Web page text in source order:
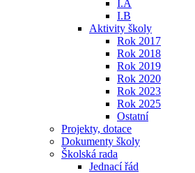
I.A
I.B
Aktivity školy
Rok 2017
Rok 2018
Rok 2019
Rok 2020
Rok 2023
Rok 2025
Ostatní
Projekty, dotace
Dokumenty školy
Školská rada
Jednací řád